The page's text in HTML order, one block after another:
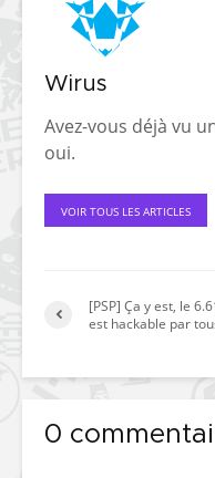
Wirus
Avez-vous déjà vu
oui.
VOIR TOUS LES ARTICLES
[PSP] Ça y est, le
est hackable par
0